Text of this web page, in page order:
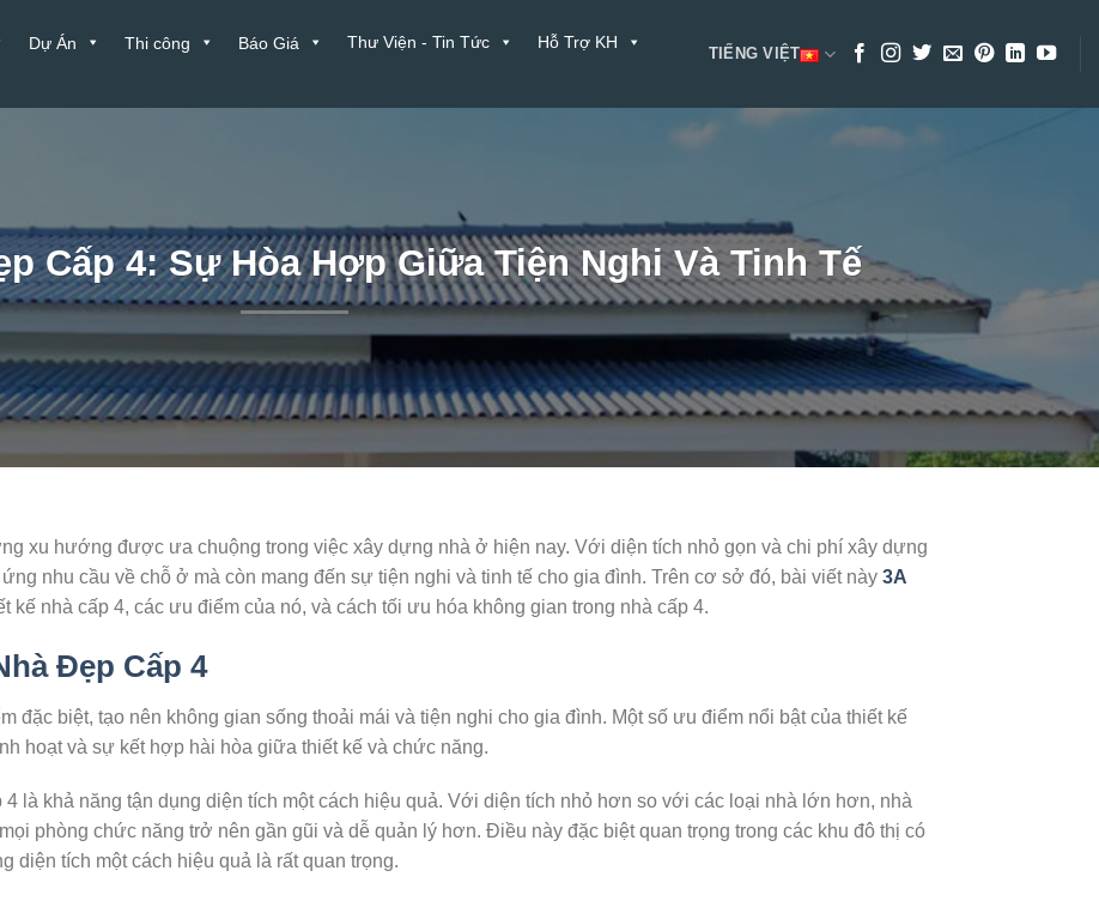
Dự Án Thi công Báo Giá Thư Viện - Tin Tức Hỗ Trợ KH
TIẾNG VIỆT
Cấp 4: Sự Hòa Hợp Giữa Tiện Nghi Và Tinh Tế
xu hướng được ưa chuộng trong việc xây dựng nhà ở hiện nay. Với diện tích nhỏ gọn và chi phí xây dựng
nhu cầu về chỗ ở mà còn mang đến sự tiện nghi và tinh tế cho gia đình. Trên cơ sở đó, bài viết này 3A
nhà cấp 4, các ưu điểm của nó, và cách tối ưu hóa không gian trong nhà cấp 4.
Đẹp Cấp 4
đặc biệt, tạo nên không gian sống thoải mái và tiện nghi cho gia đình. Một số ưu điểm nổi bật của thiết kế
hoạt và sự kết hợp hài hòa giữa thiết kế và chức năng.
4 là khả năng tận dụng diện tích một cách hiệu quả. Với diện tích nhỏ hơn so với các loại nhà lớn hơn, nhà
phòng chức năng trở nên gần gũi và dễ quản lý hơn. Điều này đặc biệt quan trọng trong các khu đô thị có
diện tích một cách hiệu quả là rất quan trọng.